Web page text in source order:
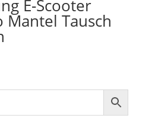
E-Scooter
Mantel Tausch